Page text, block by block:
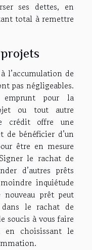
ses dettes, en
total à remettre
l’accumulation de
pas négligeables.
pour la
ou tout autre
crédit offre une
bénéficier d’un
être en mesure
le rachat de
d’autres prêts
inquiétude
prêt peut
dans le rachat de
soucis à vous faire
choisissant le